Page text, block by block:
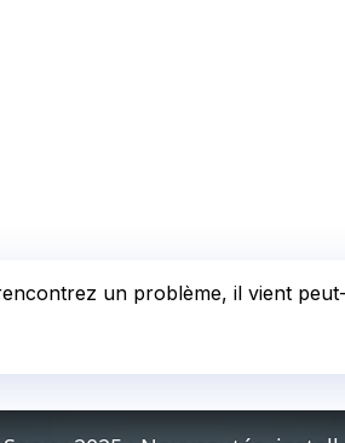
un problème, il vient